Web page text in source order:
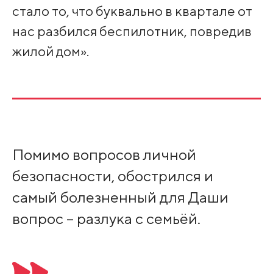
стало то, что буквально в квартале от
нас разбился беспилотник, повредив
жилой дом».
Помимо вопросов личной
безопасности, обострился и
самый болезненный для Даши
вопрос – разлука с семьёй.